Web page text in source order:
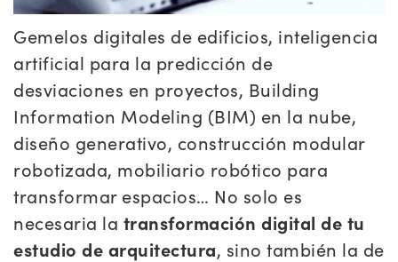
Gemelos digitales de edificios, inteligencia
artificial para la predicción de
desviaciones en proyectos, Building
Information Modeling (BIM) en la nube,
diseño generativo, construcción modular
robotizada, mobiliario robótico para
transformar espacios… No solo es
necesaria la transformación digital de tu
estudio de arquitectura, sino también la de